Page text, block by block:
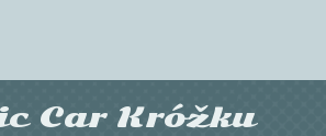
Car Króžku